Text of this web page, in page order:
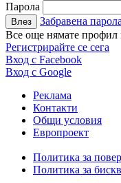
Парола
Забравена
Все още нямате профил
Регистрирайте се сега
Вход с Facebook
Вход с Google
Реклама
Контакти
Общи условия
Европроект
Политика за
Политика за